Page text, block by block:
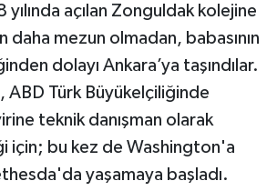
açılan Zonguldak kolejine
mezun olmadan, babasının
dolayı Ankara’ya taşındılar.
ABD Türk Büyükelçiliğinde
teknik danışman olarak
için; bu kez de Washington'a
yaşamaya başladı.